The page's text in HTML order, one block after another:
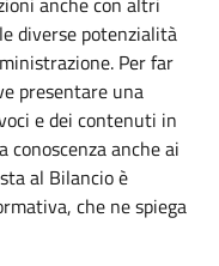
diverse potenzialità
Per far
presentare una
e dei contenuti in
conoscenza anche ai
al Bilancio è
che ne spiega